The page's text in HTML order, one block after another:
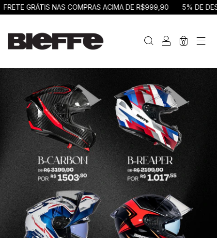
GRÁTIS NAS COMPRAS ACIMA DE R$999,90 5% DE
0